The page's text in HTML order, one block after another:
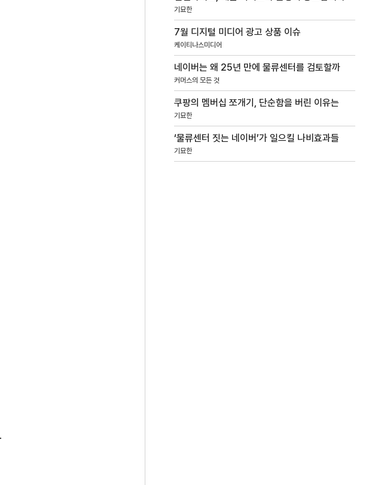
기묘한
7월 디지털 미디어 광고 상품 이슈
케이티나스미디어
네이버는 왜 25년 만에 물류센터를 검토할까
커머스의 모든 것
쿠팡의 멤버십 쪼개기, 단순함을 버린 이유는
기묘한
‘물류센터 짓는 네이버’가 일으킬 나비효과들
기묘한